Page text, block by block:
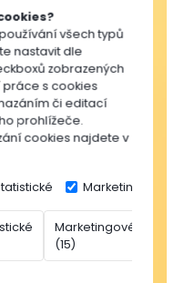
všech typů
nastavit dle
zobrazených
s cookies
či editací
prohlížeče.
cookies najdete v
Marketingové
Marketingové
(15)